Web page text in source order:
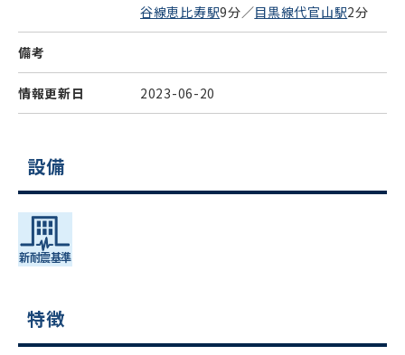
谷線恵比寿駅9分／目黒線代官山駅2分
備考
情報更新日 2023-06-20
設備
特徴